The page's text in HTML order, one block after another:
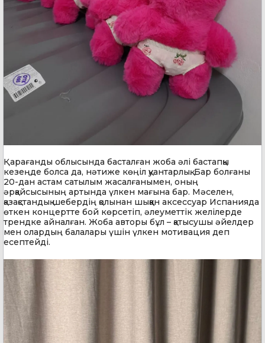
Қарағанды облысында басталған жоба әлі бастапқы
кезеңде болса да, нәтиже көңіл қуантарлық. Бар болғаны
20-дан астам сатылым жасалғанымен, оның
әрқайсысының артында үлкен мағына бар. Мәселен,
қазақстандық шебердің қолынан шыққан аксессуар Испанияда
өткен концертте бой көрсетіп, әлеуметтік желілерде
трендке айналған. Жоба авторы бұл – қатысушы әйелдер
мен олардың балалары үшін үлкен мотивация деп
есептейді.